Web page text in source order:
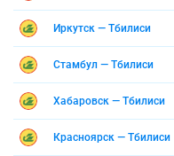
Иркутск — Тбилиси
Стамбул — Тбилиси
Хабаровск — Тбилиси
Красноярск — Тбилиси